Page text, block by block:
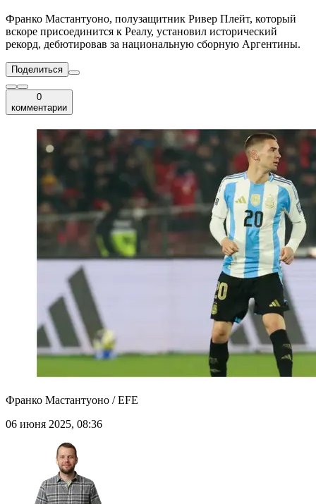
Франко Мастантуоно, полузащитник Ривер Плейт, который
вскоре присоединится к Реалу, установил исторический
рекорд, дебютировав за национальную сборную Аргентины.
Поделиться
0
комментарии
Франко Мастантуоно / EFE
06 июня 2025, 08:36